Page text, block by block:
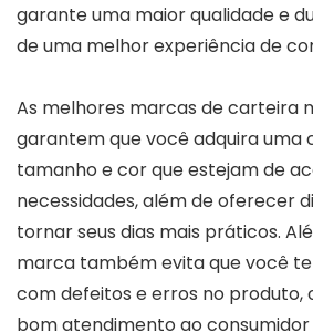
garante uma maior qualidade e
de uma melhor experiência de
As melhores marcas de carteira
garantem que você adquira uma
tamanho e cor que estejam de
necessidades, além de oferecer
tornar seus dias mais práticos.
marca também evita que você
com defeitos e erros no produto,
bom atendimento ao consumidor